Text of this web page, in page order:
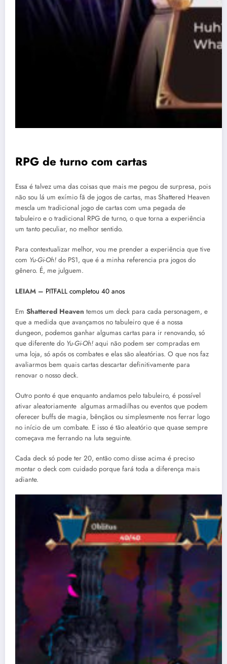
RPG de turno com cartas
Essa é talvez uma das coisas que mais me pegou de surpresa, pois
não sou lá um exímio fã de jogos de cartas, mas Shattered Heaven
mescla um tradicional jogo de cartas com uma pegada de
tabuleiro e o tradicional RPG de turno, o que torna a experiência
um tanto peculiar, no melhor sentido.
Para contextualizar melhor, vou me prender a experiência que tive
com Yu-Gi-Oh! do PS1, que é a minha referencia pra jogos do
gênero. É, me julguem.
LEIAM – PITFALL completou 40 anos
Em Shattered Heaven temos um deck para cada personagem, e
que a medida que avançamos no tabuleiro que é a nossa
dungeon, podemos ganhar algumas cartas para ir renovando, só
que diferente do Yu-Gi-Oh! aqui não podem ser compradas em
uma loja, só após os combates e elas são aleatórias. O que nos faz
avaliarmos bem quais cartas descartar definitivamente para
renovar o nosso deck.
Outro ponto é que enquanto andamos pelo tabuleiro, é possível
ativar aleatoriamente algumas armadilhas ou eventos que podem
oferecer buffs de magia, bênçãos ou simplesmente nos ferrar logo
no início de um combate. E isso é tão aleatório que quase sempre
começava me ferrando na luta seguinte.
Cada deck só pode ter 20, então como disse acima é preciso
montar o deck com cuidado porque fará toda a diferença mais
adiante.